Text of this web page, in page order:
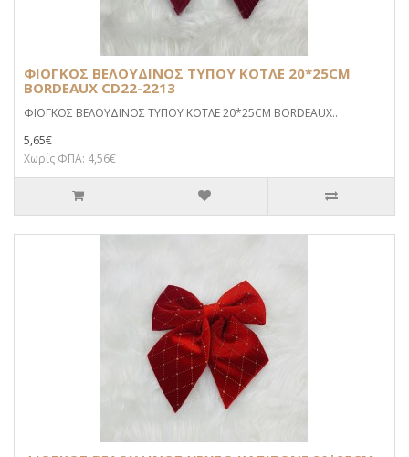
ΦΙΟΓΚΟΣ ΒΕΛΟΥΔΙΝΟΣ ΤΥΠΟΥ ΚΟΤΛΕ 20*25CM
BORDEAUX CD22-2213
ΦΙΟΓΚΟΣ ΒΕΛΟΥΔΙΝΟΣ ΤΥΠΟΥ ΚΟΤΛΕ 20*25CM BORDEAUX..
5,65€
Χωρίς ΦΠΑ: 4,56€